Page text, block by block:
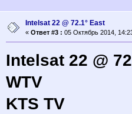
Intelsat 22 @ 72.1° East
« Ответ #3 : 05 Октябрь 2014,
Intelsat 22 @
WTV
KTS TV